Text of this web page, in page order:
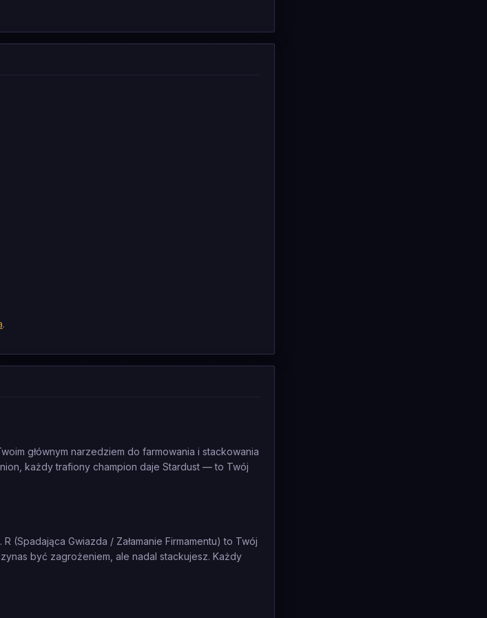
.
głównym narzedziem do farmowania i stackowania
każdy trafiony champion daje Stardust — to Twój
(Spadająca Gwiazda / Załamanie Firmamentu) to Twój
być zagrożeniem, ale nadal stackujesz. Każdy